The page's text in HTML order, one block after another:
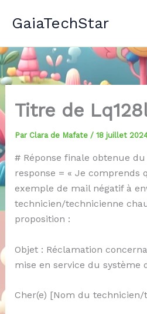
GaiaTechStar
Titre de
Par Clara de Mafate / 18 juillet
# Réponse finale obtenue du
response = « Je comprends
exemple de mail négatif à
technicien/technicienne
proposition :
Objet : Réclamation
mise en service du système
Cher(e) [Nom du technicien/